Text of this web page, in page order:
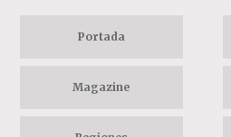
Portada
Magazine